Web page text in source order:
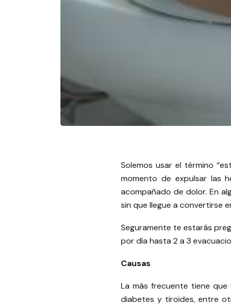
Solemos usar el término
momento de expulsar las
acompañado de dolor. En
sin que llegue a convertirse
Seguramente te estarás
por día hasta 2 a 3
Causas
La más frecuente tiene
diabetes y tiroides, entre